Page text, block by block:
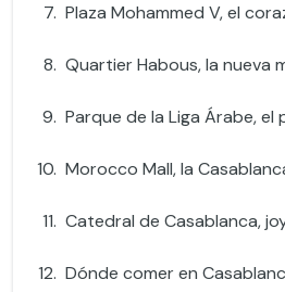
Plaza Mohammed V, el
Quartier Habous, la nueva
Parque de la Liga Árabe,
Morocco Mall, la
Catedral de Casablanca,
Dónde comer en